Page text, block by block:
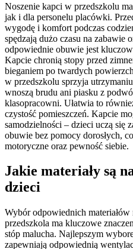
Noszenie kapci w przedszkolu
jak i dla personelu placówki.
wygodę i komfort podczas
spędzają dużo czasu na zabawie
odpowiednie obuwie jest
Kapcie chronią stopy przed
bieganiem po twardych
w przedszkolu sprzyja
wnoszą brudu ani piasku z
klasopracowni. Ułatwia to
czystość pomieszczeń. Kapcie
samodzielności – dzieci uczą się
obuwie bez pomocy dorosłych,
motoryczne oraz pewność siebie.
Jakie materiały są
dzieci
Wybór odpowiednich
przedszkola ma kluczowe
stóp malucha. Najlepszym
zapewniają odpowiednią